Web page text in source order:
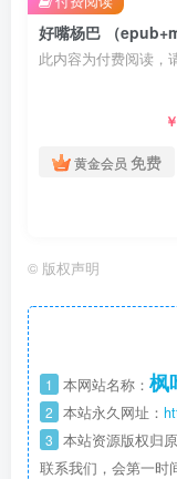
好嘴杨巴 （
此内容为付费阅读，
￥
黄金会员 免费
© 版权声明
1 本网站名称： 枫
2 本站永久网址：
3 本站资源版权归
联系我们，会第一时